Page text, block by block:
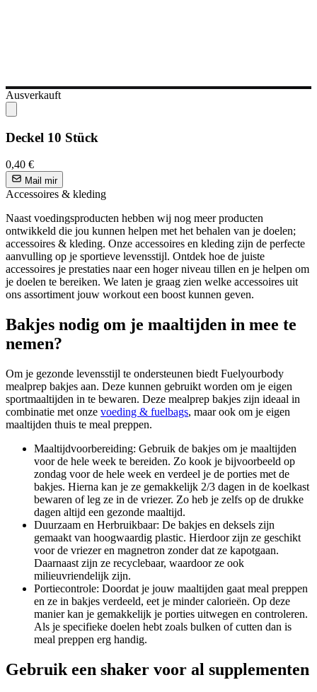
Ausverkauft
Deckel 10 Stück
0,40 €
Mail mir
Accessoires & kleding
Naast voedingsproducten hebben wij nog meer producten
ontwikkeld die jou kunnen helpen met het behalen van je doelen;
accessoires & kleding. Onze accessoires en kleding zijn de perfecte
aanvulling op je sportieve levensstijl. Ontdek hoe de juiste
accessoires je prestaties naar een hoger niveau tillen en je helpen om
je doelen te bereiken. We laten je graag zien welke accessoires uit
ons assortiment jouw workout een boost kunnen geven.
Bakjes nodig om je maaltijden in mee te
nemen?
Om je gezonde levensstijl te ondersteunen biedt Fuelyourbody
mealprep bakjes aan. Deze kunnen gebruikt worden om je eigen
sportmaaltijden in te bewaren. Deze mealprep bakjes zijn ideaal in
combinatie met onze voeding & fuelbags, maar ook om je eigen
maaltijden thuis te meal preppen.
Maaltijdvoorbereiding: Gebruik de bakjes om je maaltijden
voor de hele week te bereiden. Zo kook je bijvoorbeeld op
zondag voor de hele week en verdeel je de porties met de
bakjes. Hierna kan je ze gemakkelijk 2/3 dagen in de koelkast
bewaren of leg ze in de vriezer. Zo heb je zelfs op de drukke
dagen altijd een gezonde maaltijd.
Duurzaam en Herbruikbaar: De bakjes en deksels zijn
gemaakt van hoogwaardig plastic. Hierdoor zijn ze geschikt
voor de vriezer en magnetron zonder dat ze kapotgaan.
Daarnaast zijn ze recyclebaar, waardoor ze ook
milieuvriendelijk zijn.
Portiecontrole: Doordat je jouw maaltijden gaat meal preppen
en ze in bakjes verdeeld, eet je minder calorieën. Op deze
manier kan je gemakkelijk je porties uitwegen en controleren.
Als je specifieke doelen hebt zoals bulken of cutten dan is
meal preppen erg handig.
Gebruik een shaker voor al supplementen